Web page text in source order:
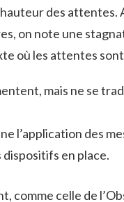
des attentes.
on note une
où les attentes
mais ne se
l’application des
en place.
comme celle de